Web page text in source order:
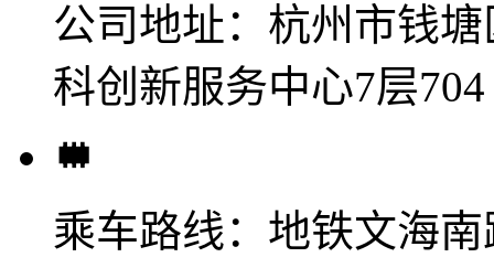
公司地址： 杭州市钱
科创新服务中心7层704
乘车路线： 地铁文海